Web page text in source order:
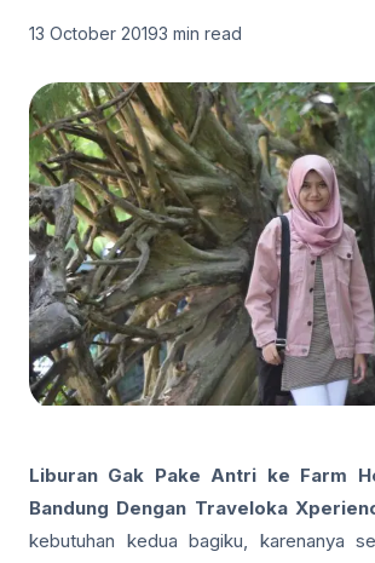
13 October 20193 min read
Liburan Gak Pake Antri ke Farm
Bandung Dengan Traveloka
kebutuhan kedua bagiku, karenanya